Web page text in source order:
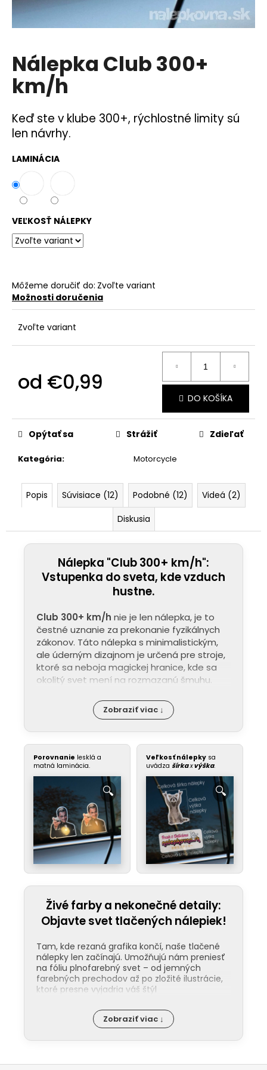
Nálepka Club 300+
km/h
Keď ste v klube 300+, rýchlostné limity sú
len návrhy.
LAMINÁCIA
VEĽKOSŤ NÁLEPKY
Môžeme doručiť do: Zvoľte variant
Možnosti doručenia
Zvoľte variant
od €0,99
DO KOŠÍKA
Kategória: Motorcycle
Opýtať sa Strážiť Zdieľať
Popis Súvisiace (12) Podobné (12)
Videá (2)
Diskusia
Nálepka "Club 300+ km/h":
Vstupenka do sveta, kde vzduch
hustne.
Club 300+ km/h nie je len nálepka, je to
čestné uznanie za prekonanie fyzikálnych
zákonov. Táto nálepka s minimalistickým,
ale úderným dizajnom je určená pre stroje,
ktoré sa neboja magickej hranice, kde sa
okolitý svet mení na rozmazanú šmuhu.
Zobraziť viac ↓
Porovnanie lesklá a
matná laminácia.
Veľkosť nálepky sa
uvádza šírkaxvýška.
Živé farby a nekonečné detaily:
Objavte svet tlačených nálepiek!
Tam, kde rezaná grafika končí, naše tlačené
nálepky len začínajú. Umožňujú nám preniesť
na fóliu plnofarebný svet – od jemných
farebných prechodov až po zložité ilustrácie,
ktoré presne vyjadria váš štýl
Odolnosť pod ochranou laminácie:
Kľúčom k dlhej životnosti našich nálepiek
Zobraziť viac ↓
á
j
ť
?
O
d
p
o
r
a
m
e